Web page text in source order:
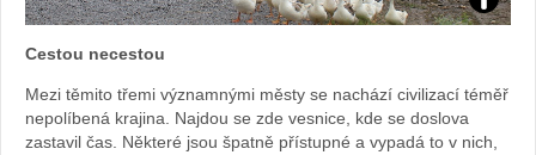
Foto:
Cestou necestou
Mezi těmito třemi významnými městy se nachází civilizací téměř
nepolíbená krajina. Najdou se zde vesnice, kde se doslova
zastavil čas. Některé jsou špatně přístupné a vypadá to v nich,